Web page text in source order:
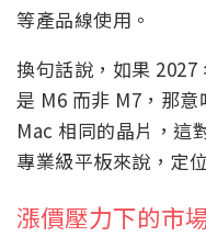
等產品線使用。
換句話說，如果
是 M6 而非 M7，那
Mac 相同的晶片，這
專業級平板來說，定
漲價壓力下的市